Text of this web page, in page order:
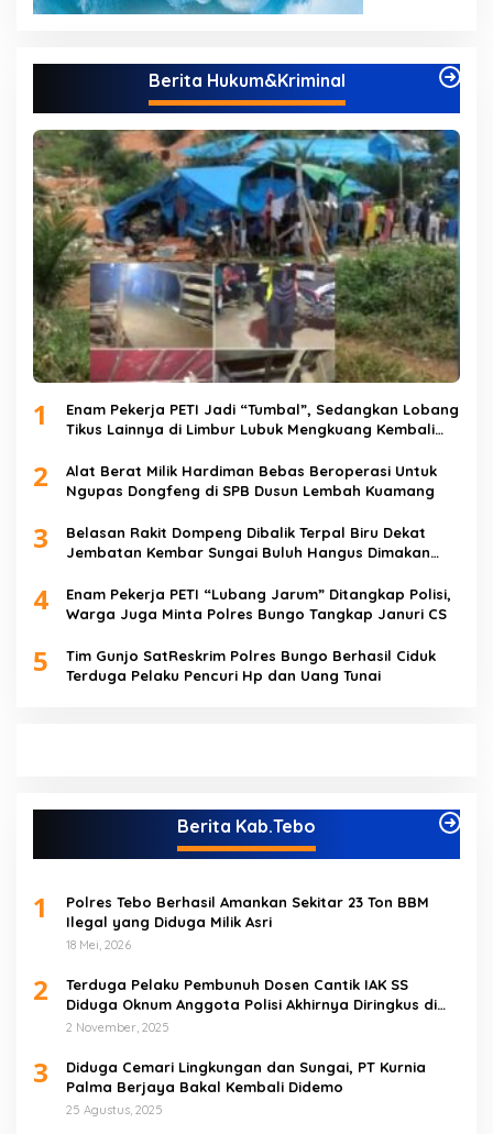
Berita Hukum&Kriminal
1
Enam Pekerja PETI Jadi “Tumbal”, Sedangkan Lobang
Tikus Lainnya di Limbur Lubuk Mengkuang Kembali
2
Alat Berat Milik Hardiman Bebas Beroperasi Untuk
Ngupas Dongfeng di SPB Dusun Lembah Kuamang
3
Belasan Rakit Dompeng Dibalik Terpal Biru Dekat
Jembatan Kembar Sungai Buluh Hangus Dimakan
4
Enam Pekerja PETI “Lubang Jarum” Ditangkap Polisi,
Warga Juga Minta Polres Bungo Tangkap Januri CS
5
Tim Gunjo SatReskrim Polres Bungo Berhasil Ciduk
Terduga Pelaku Pencuri Hp dan Uang Tunai
Berita Kab.Tebo
1
Polres Tebo Berhasil Amankan Sekitar 23 Ton BBM
Ilegal yang Diduga Milik Asri
18 Mei, 2026
2
Terduga Pelaku Pembunuh Dosen Cantik IAK SS
Diduga Oknum Anggota Polisi Akhirnya Diringkus di
Tebo Tengah
2 November, 2025
3
Diduga Cemari Lingkungan dan Sungai, PT Kurnia
Palma Berjaya Bakal Kembali Didemo
25 Agustus, 2025